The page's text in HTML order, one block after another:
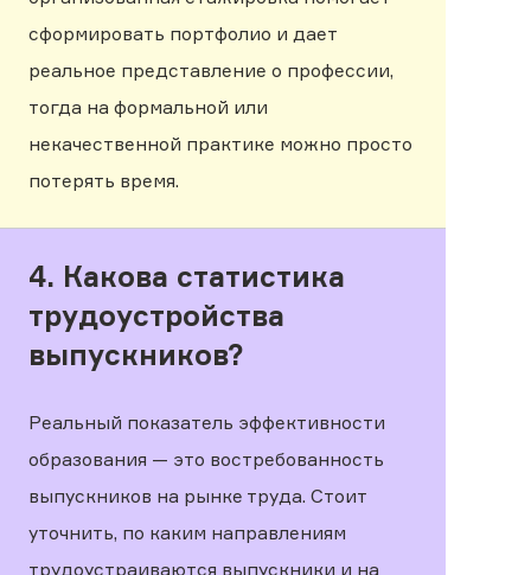
сформировать портфолио и дает
реальное представление о профессии,
тогда на формальной или
некачественной практике можно просто
потерять время.
4. Какова статистика
трудоустройства
выпускников?
Реальный показатель эффективности
образования — это востребованность
выпускников на рынке труда. Стоит
уточнить, по каким направлениям
трудоустраиваются выпускники и на